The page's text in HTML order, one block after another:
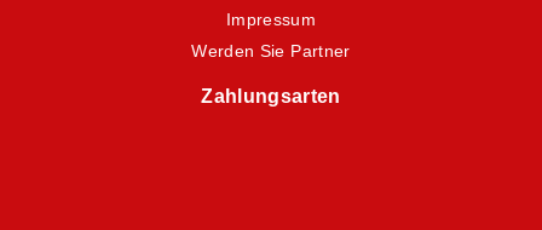
Impressum
Werden Sie Partner
Zahlungsarten